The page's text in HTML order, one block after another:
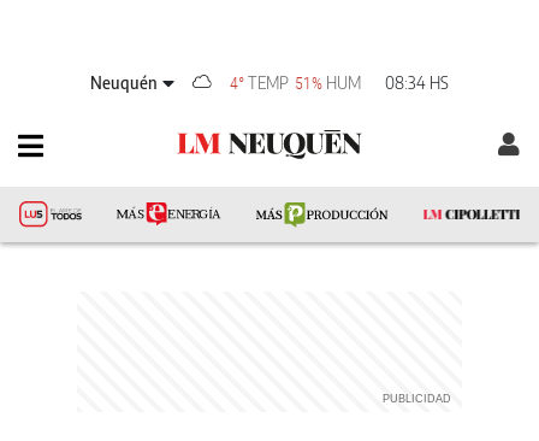
Neuquén 4°TEMP 51% HUM 08:34 HS